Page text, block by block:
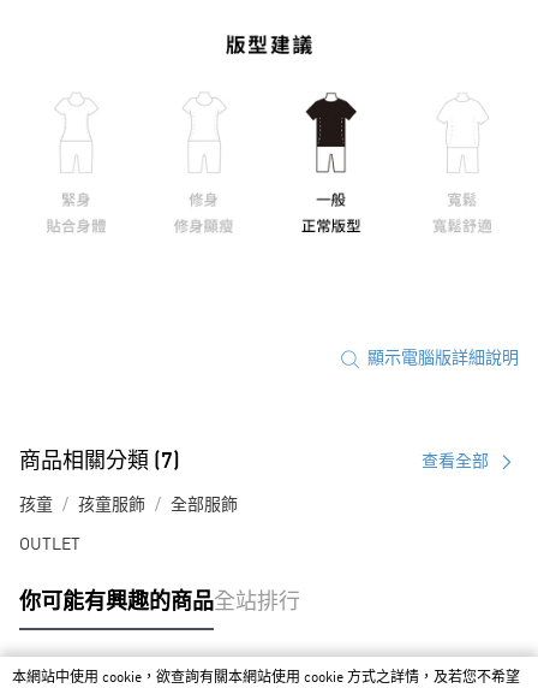
顯示電腦版詳細說明
商品相關分類 (7) 查看全部
孩童 孩童服飾 全部服飾
OUTLET
你可能有興趣的商品全站排行
本網站中使用 cookie，欲查詢有關本網站使用 cookie 方式之詳情，及若您不希望